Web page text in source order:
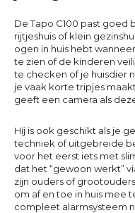
De Tapo C100 past goed
rijtjeshuis of klein
ogen in huis hebt
te zien of de kinderen
te checken of je huisdier
je vaak korte tripjes
geeft een camera als
Hij is ook geschikt als je
techniek of uitgebreide
voor het eerst iets met
dat het “gewoon werkt”
zijn ouders of
om af en toe in huis mee
compleet alarmsysteem